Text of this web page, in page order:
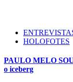
HOLOFOTES
PAULO MELO
o iceberg